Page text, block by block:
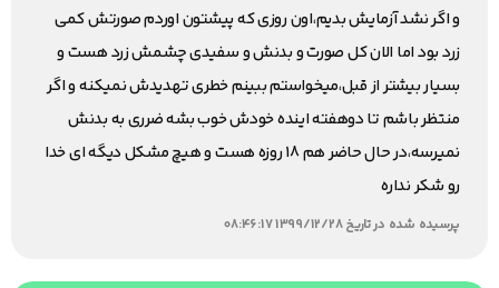
و اگر نشد آزمایش بدیم،اون روزی که پیشتون اوردم صورتش کمی
زرد بود اما الان کل صورت و بدنش و سفیدی چشمش زرد هست و
بسیار بیشتر از قبل،میخواستم ببینم خطری تهدیدش نمیکنه و اگر
منتظر باشم تا دو‌هفته اینده خودش خوب بشه ضرری به بدنش
نمیرسه،در حال حاضر هم 18 روزه هست و هیچ مشکل دیگه ای خدا
رو شکر نداره
پرسیده شده در تاریخ 1399/12/28 08:46:17